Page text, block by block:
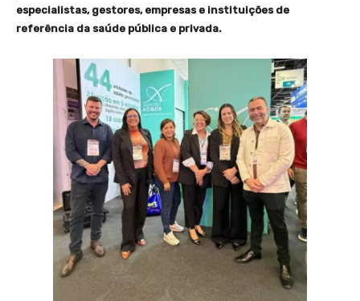
especialistas, gestores, empresas e instituições de
referência da saúde pública e privada.